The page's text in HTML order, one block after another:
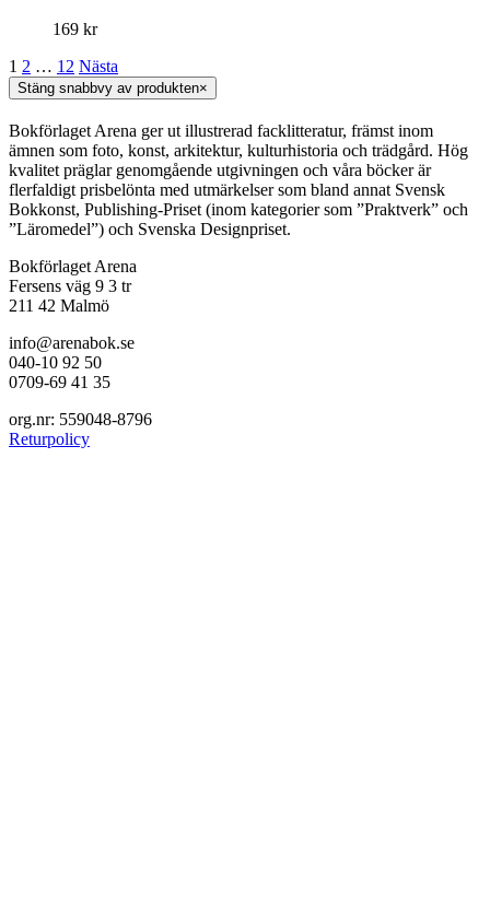
169 kr
1 2 … 12 Nästa
Stäng snabbvy av produkten×
Bokförlaget Arena ger ut illustrerad facklitteratur, främst inom
ämnen som foto, konst, arkitektur, kulturhistoria och trädgård. Hög
kvalitet präglar genomgående utgivningen och våra böcker är
flerfaldigt prisbelönta med utmärkelser som bland annat Svensk
Bokkonst, Publishing-Priset (inom kategorier som ”Praktverk” och
”Läromedel”) och Svenska Designpriset.
Bokförlaget Arena
Fersens väg 9 3 tr
211 42 Malmö
info@arenabok.se
040-10 92 50
0709-69 41 35
org.nr: 559048-8796
Returpolicy